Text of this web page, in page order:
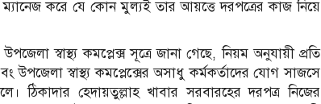
ম্যানেজ করে যে কোন মুল্যই তার আয়ত্তে দরপত্রের কাজ নিয়ে
স্বাস্থ্য কমপ্লেক্স সূত্রে জানা গেছে, নিয়ম অনুযায়ী প্রতি
স্বাস্থ্য কমপ্লেক্সের অসাধু কর্মকর্তাদের যোগ সাজসে
ঠিকাদার হেদায়তুল্লাহ খাবার সরবারহের দরপত্র নিজের